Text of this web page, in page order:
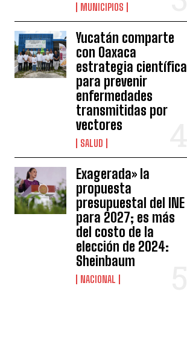
MUNICIPIOS
Yucatán comparte
con Oaxaca
estrategia científica
para prevenir
enfermedades
transmitidas por
vectores
SALUD
Exagerada» la
propuesta
presupuestal del INE
para 2027; es más
del costo de la
elección de 2024:
Sheinbaum
NACIONAL